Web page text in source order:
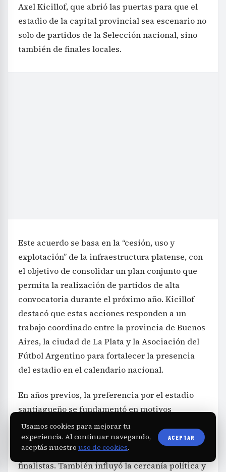
Axel Kicillof, que abrió las puertas para que el
estadio de la capital provincial sea escenario no
solo de partidos de la Selección nacional, sino
también de finales locales.
Este acuerdo se basa en la “cesión, uso y
explotación” de la infraestructura platense, con
el objetivo de consolidar un plan conjunto que
permita la realización de partidos de alta
convocatoria durante el próximo año. Kicillof
destacó que estas acciones responden a un
trabajo coordinado entre la provincia de Buenos
Aires, la ciudad de La Plata y la Asociación del
Fútbol Argentino para fortalecer la presencia
del estadio en el calendario nacional.
En años previos, la preferencia por el estadio
santiagueño se fundamentó en motivos
económicos: la provincia cubría costos de
seguridad y estadía para equipos y árbitros,
mientras que los ingresos se dividían entre los
finalistas. También influyó la cercanía política y
Usamos cookies para mejorar tu
experiencia. Al continuar navegando,
aceptás nuestro uso de cookies.
ACEPTAR